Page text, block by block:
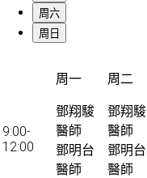
周六
周日
周一 周二
9:00-
12:00
鄧翔駿
醫師
鄧明台
醫師
鄧翔駿
醫師
鄧明台
醫師